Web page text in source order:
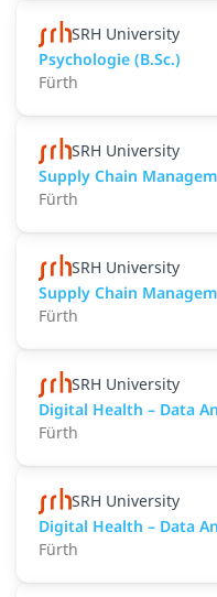
SRH University
Psychologie (B.Sc.)
Fürth
SRH University
Supply Chain
Fürth
SRH University
Supply Chain
Fürth
SRH University
Digital Health – Data
Fürth
SRH University
Digital Health – Data
Fürth